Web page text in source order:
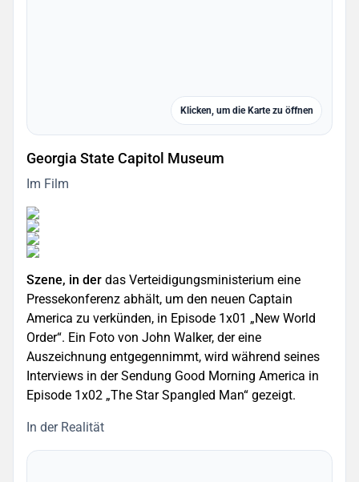
Klicken, um die Karte zu öffnen
Georgia State Capitol Museum
Im Film
Szene, in der das Verteidigungsministerium eine
Pressekonferenz abhält, um den neuen Captain
America zu verkünden, in Episode 1x01 „New World
Order“. Ein Foto von John Walker, der eine
Auszeichnung entgegennimmt, wird während seines
Interviews in der Sendung Good Morning America in
Episode 1x02 „The Star Spangled Man“ gezeigt.
In der Realität